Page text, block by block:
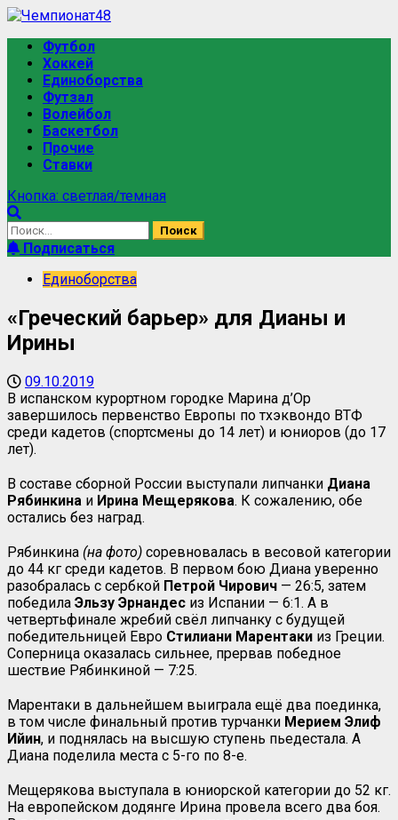
Футбол
Хоккей
Единоборства
Футзал
Волейбол
Баскетбол
Прочие
Ставки
Кнопка: светлая/темная
Подписаться
Единоборства
«Греческий барьер» для Дианы и
Ирины
09.10.2019
В испанском курортном городке Марина д’Ор
завершилось первенство Европы по тхэквондо ВТФ
среди кадетов (спортсмены до 14 лет) и юниоров (до 17
лет).
В составе сборной России выступали липчанки Диана
Рябинкина и Ирина Мещерякова. К сожалению, обе
остались без наград.
Рябинкина (на фото) соревновалась в весовой категории
до 44 кг среди кадетов. В первом бою Диана уверенно
разобралась с сербкой Петрой Чирович — 26:5, затем
победила Эльзу Эрнандес из Испании — 6:1. А в
четвертьфинале жребий свёл липчанку с будущей
победительницей Евро Стилиани Марентаки из Греции.
Соперница оказалась сильнее, прервав победное
шествие Рябинкиной — 7:25.
Марентаки в дальнейшем выиграла ещё два поединка,
в том числе финальный против турчанки Мерием Элиф
Ийин, и поднялась на высшую ступень пьедестала. А
Диана поделила места с 5-го по 8-е.
Мещерякова выступала в юниорской категории до 52 кг.
На европейском додянге Ирина провела всего два боя.